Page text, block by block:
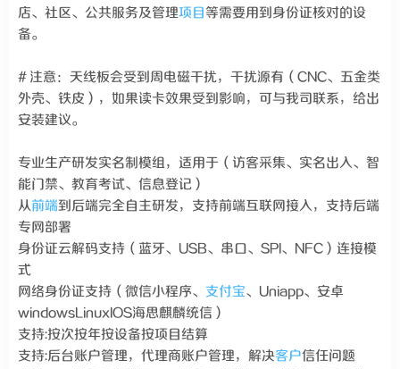
店、社区、公共服务及管理项目等需要用到身份证核对的设
备。
# 注意：天线板会受到周电磁干扰，干扰源有（CNC、五金类
外壳、铁皮），如果读卡效果受到影响，可与我司联系，给出
安装建议。
专业生产研发实名制模组，适用于（访客采集、实名出入、智
能门禁、教育考试、信息登记）
从前端到后端完全自主研发，支持前端互联网接入，支持后端
专网部署
身份证云解码支持（蓝牙、USB、串口、SPI、NFC）连接模
式
网络身份证支持（微信小程序、 支付宝、Uniapp、安卓
windowsLinuxIOS海思麒麟统信）
支持:按次按年按设备按项目结算
支持:后台账户管理，代理商账户管理，解决客户信任问题